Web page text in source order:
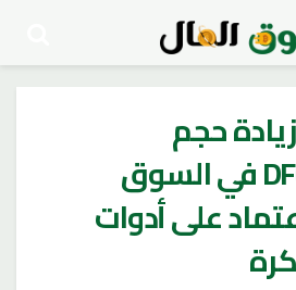
حجم
استثمارات DFC في السوق
على أدوات